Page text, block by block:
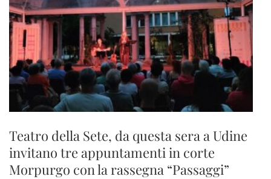
Teatro della Sete, da questa sera a Udine
invitano tre appuntamenti in corte
Morpurgo con la rassegna “Passaggi”